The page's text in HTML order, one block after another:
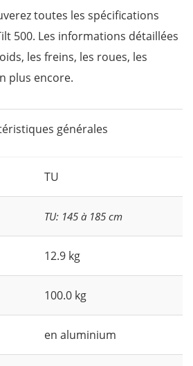
toutes les spécifications
500. Les informations détaillées
les freins, les roues, les
plus encore.
générales
TU
TU: 145 à 185 cm
12.9 kg
100.0 kg
en aluminium